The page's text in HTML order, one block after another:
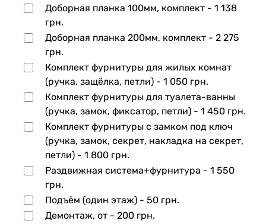
Доборная планка 100мм, комплект - 1 138
грн.
Доборная планка 200мм, комплект - 2 275
грн.
Комплект фурнитуры для жилых комнат
(ручка, защёлка, петли) - 1 050 грн.
Комплект фурнитуры для туалета-ванны
(ручка, замок, фиксатор, петли) - 1 450 грн.
Комплект фурнитуры с замком под ключ
(ручка, замок, секрет, накладка на секрет,
петли) - 1 800 грн.
Раздвижная система+фурнитура - 1 550
грн.
Подъём (один этаж) - 50 грн.
Демонтаж, от - 200 грн.